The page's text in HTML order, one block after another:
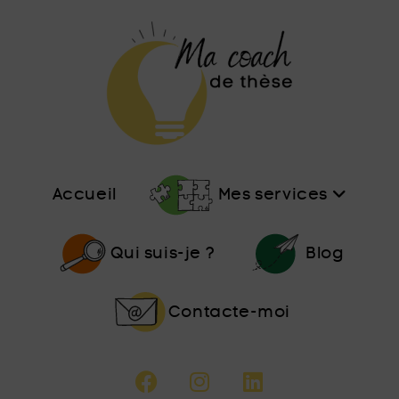
Accueil Mes services
Qui suis-je ? Blog
Contacte-moi